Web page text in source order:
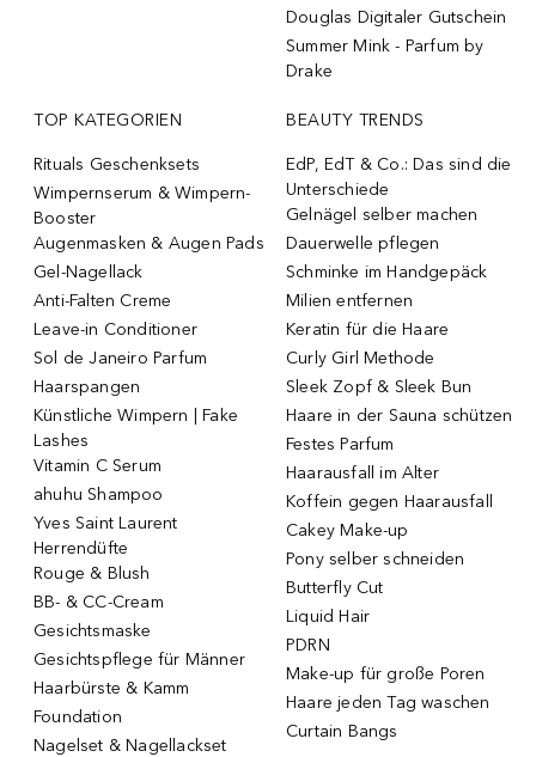
Douglas Digitaler Gutschein
Summer Mink - Parfum by
Drake
TOP KATEGORIEN
Rituals Geschenksets
Wimpernserum & Wimpern-
Booster
Augenmasken & Augen Pads
Gel-Nagellack
Anti-Falten Creme
Leave-in Conditioner
Sol de Janeiro Parfum
Haarspangen
Künstliche Wimpern | Fake
Lashes
Vitamin C Serum
ahuhu Shampoo
Yves Saint Laurent
Herrendüfte
Rouge & Blush
BB- & CC-Cream
Gesichtsmaske
Gesichtspflege für Männer
Haarbürste & Kamm
Foundation
Nagelset & Nagellackset
BEAUTY TRENDS
EdP, EdT & Co.: Das sind die
Unterschiede
Gelnägel selber machen
Dauerwelle pflegen
Schminke im Handgepäck
Milien entfernen
Keratin für die Haare
Curly Girl Methode
Sleek Zopf & Sleek Bun
Haare in der Sauna schützen
Festes Parfum
Haarausfall im Alter
Koffein gegen Haarausfall
Cakey Make-up
Pony selber schneiden
Butterfly Cut
Liquid Hair
PDRN
Make-up für große Poren
Haare jeden Tag waschen
Curtain Bangs